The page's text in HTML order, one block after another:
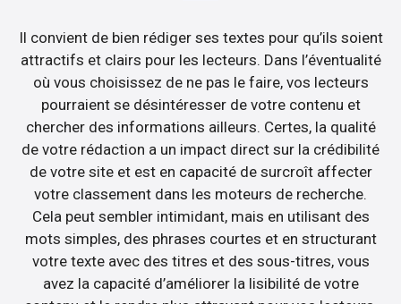
Il convient de bien rédiger ses textes pour qu’ils soient
attractifs et clairs pour les lecteurs. Dans l’éventualité
où vous choisissez de ne pas le faire, vos lecteurs
pourraient se désintéresser de votre contenu et
chercher des informations ailleurs. Certes, la qualité
de votre rédaction a un impact direct sur la crédibilité
de votre site et est en capacité de surcroît affecter
votre classement dans les moteurs de recherche.
Cela peut sembler intimidant, mais en utilisant des
mots simples, des phrases courtes et en structurant
votre texte avec des titres et des sous-titres, vous
avez la capacité d’améliorer la lisibilité de votre